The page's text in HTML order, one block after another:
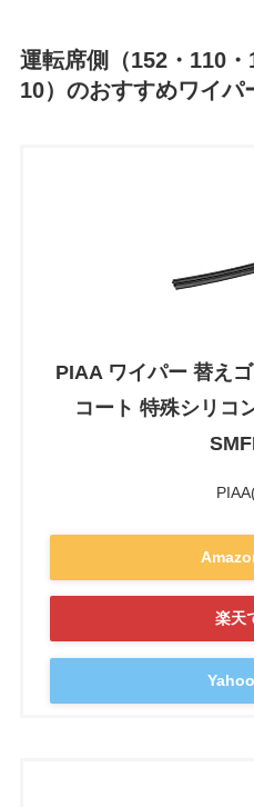
運転席側（152・110・
10）のおすすめワイパ
PIAA ワイパー 替え
コート 特殊シリコ
楽天